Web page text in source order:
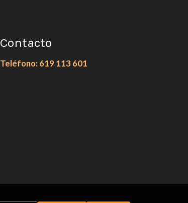
Contacto
Teléfono: 619 113 601